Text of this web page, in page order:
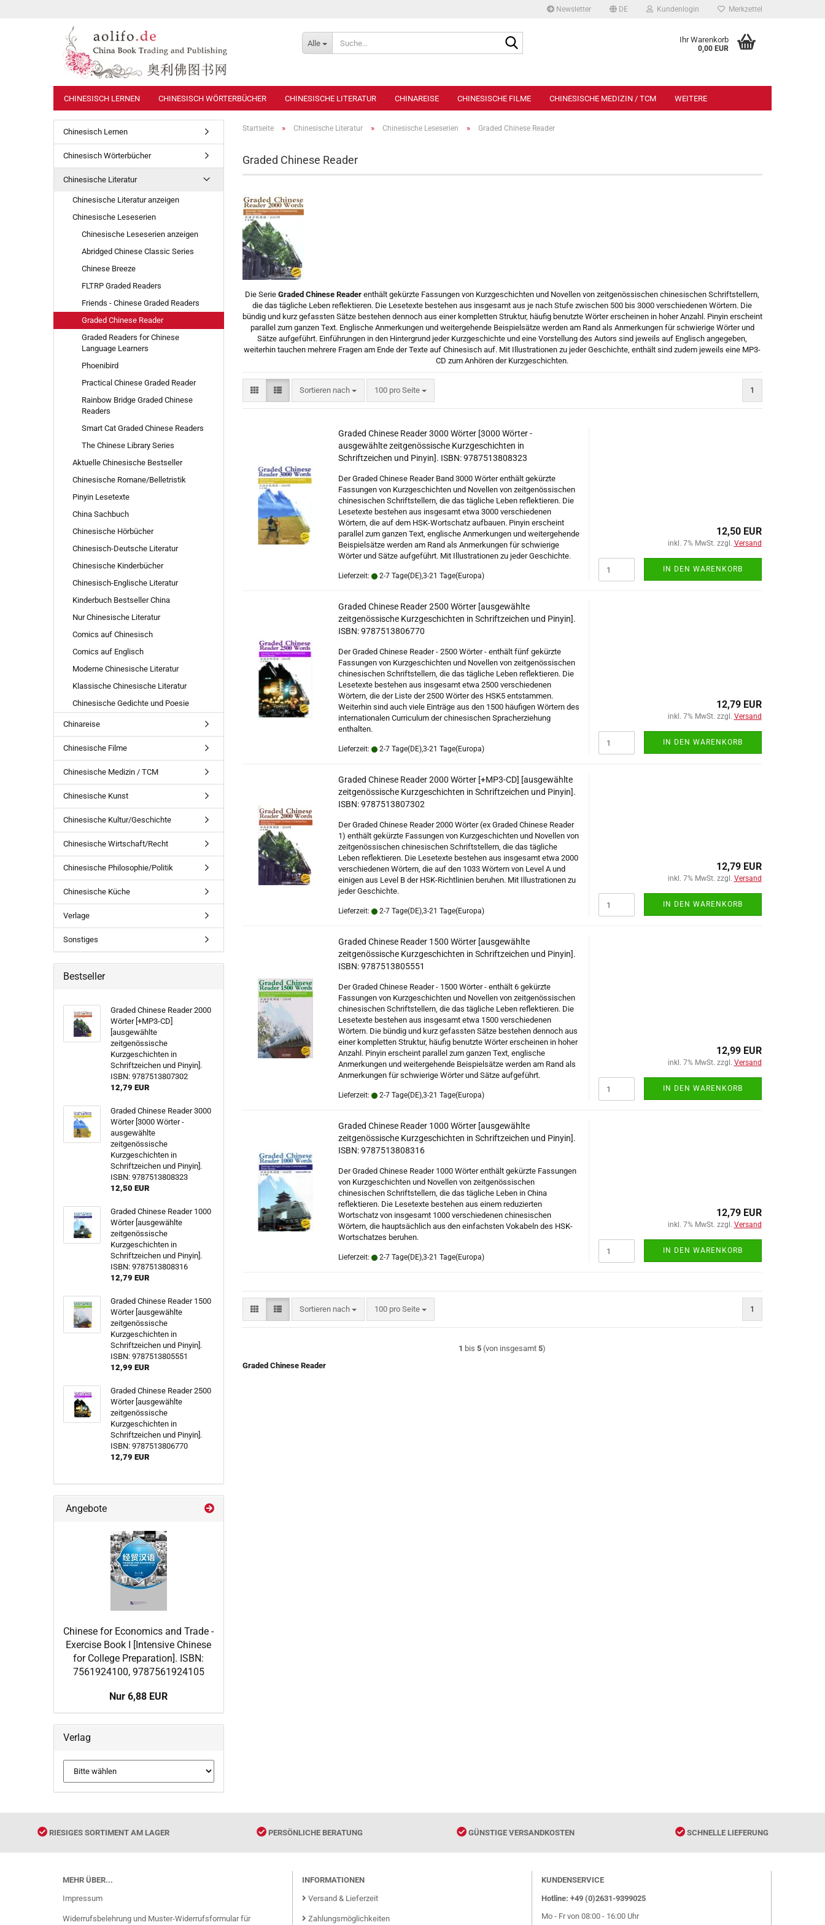
Newsletter DE Kundenlogin Merkzettel
Alle Ihr Warenkorb
0,00 EUR
CHINESISCH LERNEN CHINESISCH WÖRTERBÜCHER CHINESISCHE LITERATUR CHINAREISE CHINESISCHE FILME CHINESISCHE MEDIZIN / TCM WEITERE
Startseite » Chinesische Literatur » Chinesische Leseserien » Graded Chinese Reader
Graded Chinese Reader
Die SerieGraded Chinese Reader enthält gekürzte Fassungen von Kurzgeschichten und Novellen von zeitgenössischen chinesischen Schriftstellern,
die das tägliche Leben reflektieren. Die Lesetexte bestehen aus insgesamt aus je nach Stufe zwischen 500 bis 3000 verschiedenen Wörtern. Die
bündig und kurz gefassten Sätze bestehen dennoch aus einer kompletten Struktur, häufig benutzte Wörter erscheinen in hoher Anzahl. Pinyin erscheint
parallel zum ganzen Text. Englische Anmerkungen und weitergehende Beispielsätze werden am Rand als Anmerkungen für schwierige Wörter und
Sätze aufgeführt. Einführungen in den Hintergrund jeder Kurzgeschichte und eine Vorstellung des Autors sind jeweils auf Englisch angegeben,
weiterhin tauchen mehrere Fragen am Ende der Texte auf Chinesisch auf. Mit Illustrationen zu jeder Geschichte, enthält sind zudem jeweils eine MP3-
CD zum Anhören der Kurzgeschichten.
Sortieren nach
Sortieren nach 100 pro Seite
pro Seite 1
Graded Chinese Reader 3000 Wörter [3000 Wörter -
ausgewählte zeitgenössische Kurzgeschichten in
Schriftzeichen und Pinyin]. ISBN: 9787513808323
Der Graded Chinese Reader Band 3000 Wörter enthält gekürzte
Fassungen von Kurzgeschichten und Novellen von zeitgenössischen
chinesischen Schriftstellern, die das tägliche Leben reflektieren. Die
Lesetexte bestehen aus insgesamt etwa 3000 verschiedenen
Wörtern, die auf dem HSK-Wortschatz aufbauen. Pinyin erscheint
parallel zum ganzen Text, englische Anmerkungen und weitergehende
Beispielsätze werden am Rand als Anmerkungen für schwierige
Wörter und Sätze aufgeführt. Mit Illustrationen zu jeder Geschichte.
Lieferzeit: 2-7 Tage(DE),3-21 Tage(Europa)
12,50 EUR
inkl. 7% MwSt. zzgl. Versand
IN DEN WARENKORB
Graded Chinese Reader 2500 Wörter [ausgewählte
zeitgenössische Kurzgeschichten in Schriftzeichen und Pinyin].
ISBN: 9787513806770
Der Graded Chinese Reader - 2500 Wörter - enthält fünf gekürzte
Fassungen von Kurzgeschichten und Novellen von zeitgenössischen
chinesischen Schriftstellern, die das tägliche Leben reflektieren. Die
Lesetexte bestehen aus insgesamt etwa 2500 verschiedenen
Wörtern, die der Liste der 2500 Wörter des HSK5 entstammen.
Weiterhin sind auch viele Einträge aus den 1500 häufigen Wörtern des
internationalen Curriculum der chinesischen Spracherziehung
enthalten.
Lieferzeit: 2-7 Tage(DE),3-21 Tage(Europa)
12,79 EUR
inkl. 7% MwSt. zzgl. Versand
IN DEN WARENKORB
Graded Chinese Reader 2000 Wörter [+MP3-CD] [ausgewählte
zeitgenössische Kurzgeschichten in Schriftzeichen und Pinyin].
ISBN: 9787513807302
Der Graded Chinese Reader 2000 Wörter (ex Graded Chinese Reader
1) enthält gekürzte Fassungen von Kurzgeschichten und Novellen von
zeitgenössischen chinesischen Schriftstellern, die das tägliche
Leben reflektieren. Die Lesetexte bestehen aus insgesamt etwa 2000
verschiedenen Wörtern, die auf den 1033 Wörtern von Level A und
einigen aus Level B der HSK-Richtlinien beruhen. Mit Illustrationen zu
jeder Geschichte.
Lieferzeit: 2-7 Tage(DE),3-21 Tage(Europa)
12,79 EUR
inkl. 7% MwSt. zzgl. Versand
IN DEN WARENKORB
Graded Chinese Reader 1500 Wörter [ausgewählte
zeitgenössische Kurzgeschichten in Schriftzeichen und Pinyin].
ISBN: 9787513805551
Der Graded Chinese Reader - 1500 Wörter - enthält 6 gekürzte
Fassungen von Kurzgeschichten und Novellen von zeitgenössischen
chinesischen Schriftstellern, die das tägliche Leben reflektieren. Die
Lesetexte bestehen aus insgesamt etwa 1500 verschiedenen
Wörtern. Die bündig und kurz gefassten Sätze bestehen dennoch aus
einer kompletten Struktur, häufig benutzte Wörter erscheinen in hoher
Anzahl. Pinyin erscheint parallel zum ganzen Text, englische
Anmerkungen und weitergehende Beispielsätze werden am Rand als
Anmerkungen für schwierige Wörter und Sätze aufgeführt.
Lieferzeit: 2-7 Tage(DE),3-21 Tage(Europa)
12,99 EUR
inkl. 7% MwSt. zzgl. Versand
IN DEN WARENKORB
Graded Chinese Reader 1000 Wörter [ausgewählte
zeitgenössische Kurzgeschichten in Schriftzeichen und Pinyin].
ISBN: 9787513808316
Der Graded Chinese Reader 1000 Wörter enthält gekürzte Fassungen
von Kurzgeschichten und Novellen von zeitgenössischen
chinesischen Schriftstellern, die das tägliche Leben in China
reflektieren. Die Lesetexte bestehen aus einem reduzierten
Wortschatz von insgesamt 1000 verschiedenen chinesischen
Wörtern, die hauptsächlich aus den einfachsten Vokabeln des HSK-
Wortschatzes beruhen.
Lieferzeit: 2-7 Tage(DE),3-21 Tage(Europa)
12,79 EUR
inkl. 7% MwSt. zzgl. Versand
IN DEN WARENKORB
Sortieren nach
Sortieren nach 100 pro Seite
pro Seite 1
1 bis5 (von insgesamt5)
Graded Chinese Reader
Chinesisch Lernen
Chinesisch Wörterbücher
Chinesische Literatur
Chinesische Literatur anzeigen
Chinesische Leseserien
Chinesische Leseserien anzeigen
Abridged Chinese Classic Series
Chinese Breeze
FLTRP Graded Readers
Friends - Chinese Graded Readers
Graded Chinese Reader
Graded Readers for Chinese
Language Learners
Phoenibird
Practical Chinese Graded Reader
Rainbow Bridge Graded Chinese
Readers
Smart Cat Graded Chinese Readers
The Chinese Library Series
Aktuelle Chinesische Bestseller
Chinesische Romane/Belletristik
Pinyin Lesetexte
China Sachbuch
Chinesische Hörbücher
Chinesisch-Deutsche Literatur
Chinesische Kinderbücher
Chinesisch-Englische Literatur
Kinderbuch Bestseller China
Nur Chinesische Literatur
Comics auf Chinesisch
Comics auf Englisch
Moderne Chinesische Literatur
Klassische Chinesische Literatur
Chinesische Gedichte und Poesie
Chinareise
Chinesische Filme
Chinesische Medizin / TCM
Chinesische Kunst
Chinesische Kultur/Geschichte
Chinesische Wirtschaft/Recht
Chinesische Philosophie/Politik
Chinesische Küche
Verlage
Sonstiges
Bestseller
Graded Chinese Reader 2000
Wörter [+MP3-CD]
[ausgewählte
zeitgenössische
Kurzgeschichten in
Schriftzeichen und Pinyin].
ISBN: 9787513807302
12,79 EUR
Graded Chinese Reader 3000
Wörter [3000 Wörter -
ausgewählte
zeitgenössische
Kurzgeschichten in
Schriftzeichen und Pinyin].
ISBN: 9787513808323
12,50 EUR
Graded Chinese Reader 1000
Wörter [ausgewählte
zeitgenössische
Kurzgeschichten in
Schriftzeichen und Pinyin].
ISBN: 9787513808316
12,79 EUR
Graded Chinese Reader 1500
Wörter [ausgewählte
zeitgenössische
Kurzgeschichten in
Schriftzeichen und Pinyin].
ISBN: 9787513805551
12,99 EUR
Graded Chinese Reader 2500
Wörter [ausgewählte
zeitgenössische
Kurzgeschichten in
Schriftzeichen und Pinyin].
ISBN: 9787513806770
12,79 EUR
Angebote
Chinese for Economics and Trade -
Exercise Book I [Intensive Chinese
for College Preparation]. ISBN:
7561924100, 9787561924105
Nur 6,88 EUR
Verlag
RIESIGES SORTIMENT AM LAGER PERSÖNLICHE BERATUNG GÜNSTIGE VERSANDKOSTEN SCHNELLE LIEFERUNG
MEHR ÜBER...
Impressum
Widerrufsbelehrung und Muster-Widerrufsformular für
INFORMATIONEN
Versand & Lieferzeit
Zahlungsmöglichkeiten
KUNDENSERVICE
Hotline: +49 (0)2631-9399025
Mo - Fr von 08:00 - 16:00 Uhr